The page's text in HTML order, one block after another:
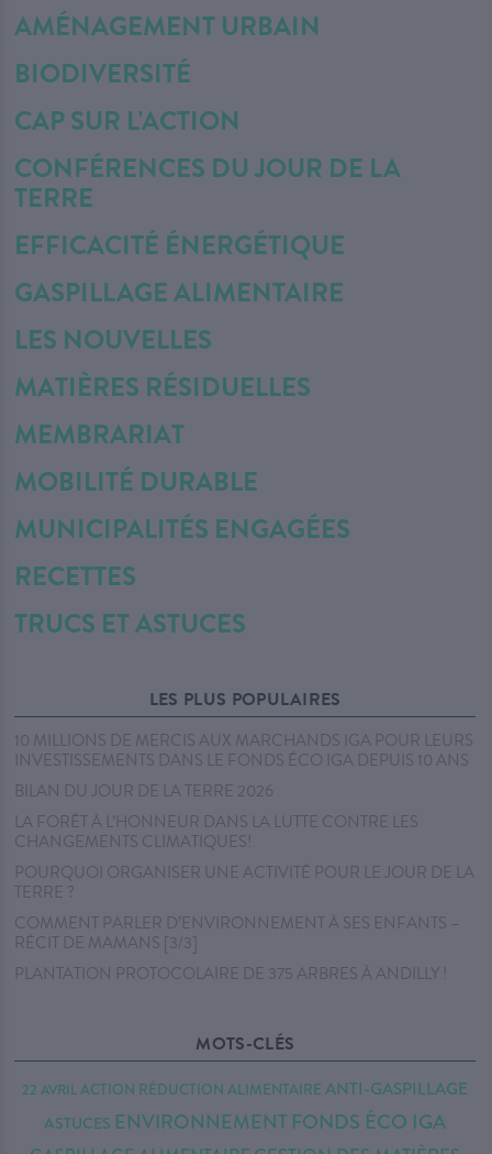
AMÉNAGEMENT URBAIN
BIODIVERSITÉ
CAP SUR L'ACTION
CONFÉRENCES DU JOUR DE LA
TERRE
EFFICACITÉ ÉNERGÉTIQUE
GASPILLAGE ALIMENTAIRE
LES NOUVELLES
MATIÈRES RÉSIDUELLES
MEMBRARIAT
MOBILITÉ DURABLE
MUNICIPALITÉS ENGAGÉES
RECETTES
TRUCS ET ASTUCES
LES PLUS POPULAIRES
10 MILLIONS DE MERCIS AUX MARCHANDS IGA POUR LEURS
INVESTISSEMENTS DANS LE FONDS ÉCO IGA DEPUIS 10 ANS
BILAN DU JOUR DE LA TERRE 2026
LA FORÊT À L’HONNEUR DANS LA LUTTE CONTRE LES
CHANGEMENTS CLIMATIQUES!
POURQUOI ORGANISER UNE ACTIVITÉ POUR LE JOUR DE LA
TERRE ?
COMMENT PARLER D’ENVIRONNEMENT À SES ENFANTS –
RÉCIT DE MAMANS [3/3]
PLANTATION PROTOCOLAIRE DE 375 ARBRES À ANDILLY !
MOTS-CLÉS
22 AVRILACTION RÉDUCTION ALIMENTAIRE ANTI-GASPILLAGE
ASTUCES ENVIRONNEMENTFONDS ÉCO IGA